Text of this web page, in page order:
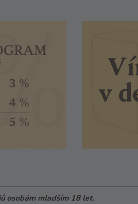
osobám mladším 18 let.